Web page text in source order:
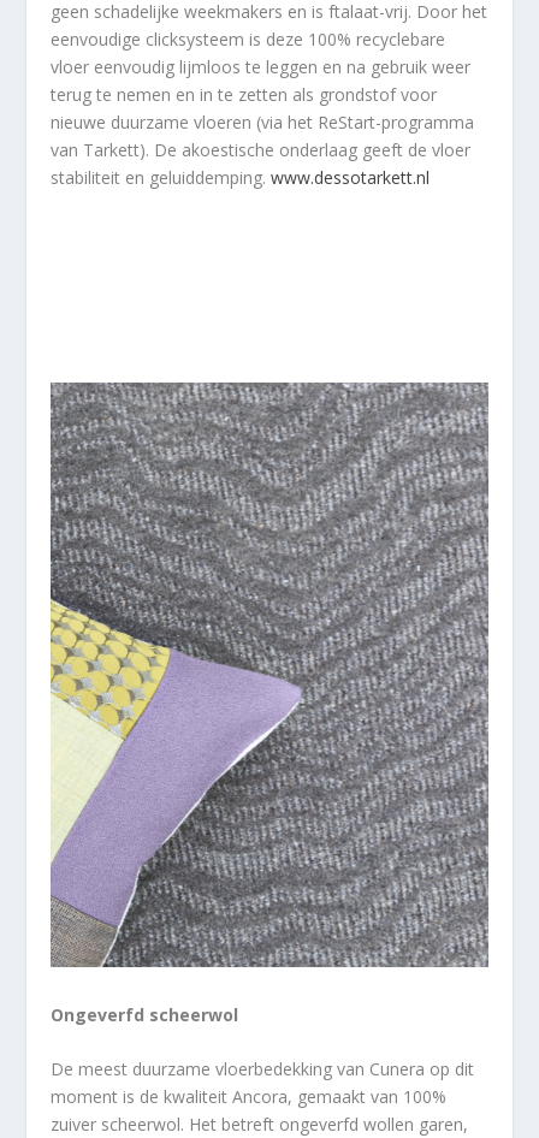
geen schadelijke weekmakers en is ftalaat-vrij. Door het
eenvoudige clicksysteem is deze 100% recyclebare
vloer eenvoudig lijmloos te leggen en na gebruik weer
terug te nemen en in te zetten als grondstof voor
nieuwe duurzame vloeren (via het ReStart-programma
van Tarkett). De akoestische onderlaag geeft de vloer
stabiliteit en geluiddemping.www.dessotarkett.nl
Ongeverfd scheerwol
De meest duurzame vloerbedekking van Cunera op dit
moment is de kwaliteit Ancora, gemaakt van 100%
zuiver scheerwol. Het betreft ongeverfd wollen garen,